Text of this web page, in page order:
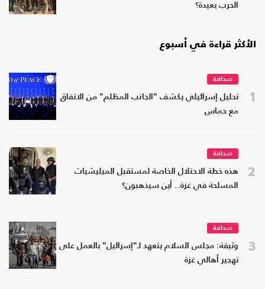
الحرب بعيدة؟
الأكثر قراءة في أسبوع
1
صحافة
تحليل إسرائيلي يكشف "الجانب المظلم" من الاتفاق
مع حماس
2
صحافة
هذه خطة الاحتلال الخاصة لمستقبل الميليشيات
المسلحة في غزة.. أين سيذهبون؟
3
صحافة
وثيقة: مجلس السلام يتعهد لـ"إسرائيل" بالعمل على
تهجير أهالي غزة